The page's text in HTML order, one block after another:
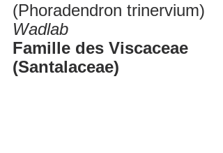
(Phoradendron trinervium)
Wadlab
Famille des Viscaceae
(Santalaceae)